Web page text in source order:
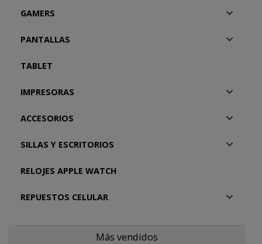
GAMERS
PANTALLAS
TABLET
IMPRESORAS
ACCESORIOS
SILLAS Y ESCRITORIOS
RELOJES APPLE WATCH
REPUESTOS CELULAR
Más vendidos